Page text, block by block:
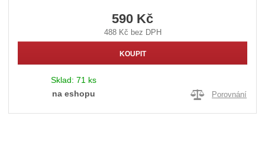
590 Kč
488 Kč bez DPH
KOUPIT
Sklad: 71 ks
na eshopu
Porovnání